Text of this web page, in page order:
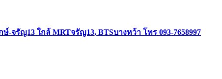
-จรัญ13 ใกล้ MRTจรัญ13, BTSบางหว้า โทร 093-7658997